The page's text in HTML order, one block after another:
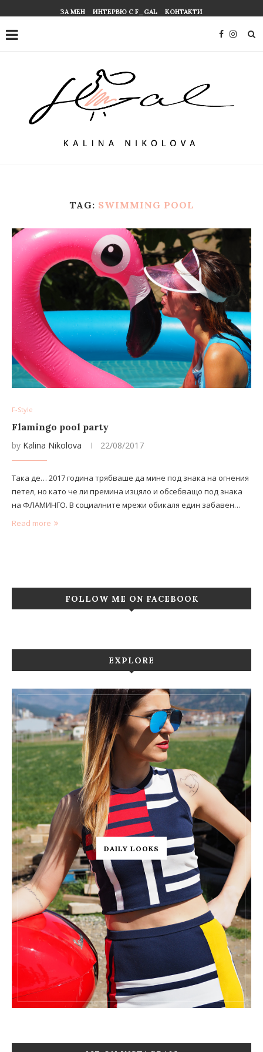
ЗА МЕН ИНТЕРВЮ С F_GAL КОНТАКТИ
TAG: SWIMMING POOL
F-Style
Flamingo pool party
by Kalina Nikolova 22/08/2017
Така де… 2017 година трябваше да мине под знака на огнения
петел, но като че ли премина изцяло и обсебващо под знака
на ФЛАМИНГО. В социалните мрежи обикаля един забавен…
Read more
FOLLOW ME ON FACEBOOK
EXPLORE
DAILY LOOKS